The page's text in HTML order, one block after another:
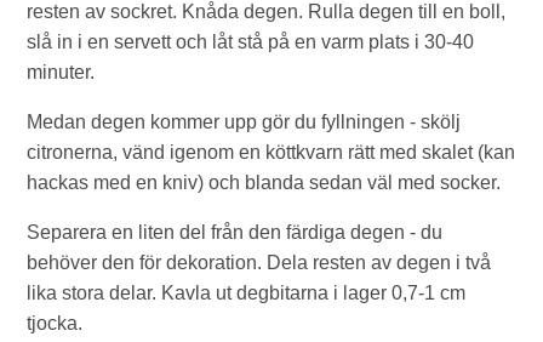
resten av sockret. Knåda degen. Rulla degen till en boll,
slå in i en servett och låt stå på en varm plats i 30-40
minuter.
Medan degen kommer upp gör du fyllningen - skölj
citronerna, vänd igenom en köttkvarn rätt med skalet (kan
hackas med en kniv) och blanda sedan väl med socker.
Separera en liten del från den färdiga degen - du
behöver den för dekoration. Dela resten av degen i två
lika stora delar. Kavla ut degbitarna i lager 0,7-1 cm
tjocka.